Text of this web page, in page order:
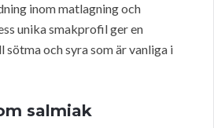
inom matlagning och
unika smakprofil ger en
och syra som är vanliga i
salmiak